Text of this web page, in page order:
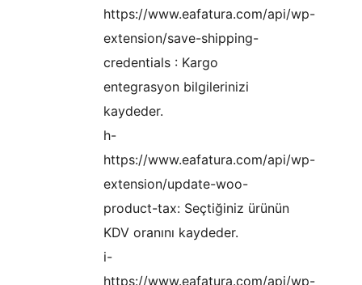
https://www.eafatura.com/api/wp-
extension/save-shipping-
credentials : Kargo
entegrasyon bilgilerinizi
kaydeder.
h-
https://www.eafatura.com/api/wp-
extension/update-woo-
product-tax: Seçtiğiniz ürünün
KDV oranını kaydeder.
i-
https://www.eafatura.com/api/wp-